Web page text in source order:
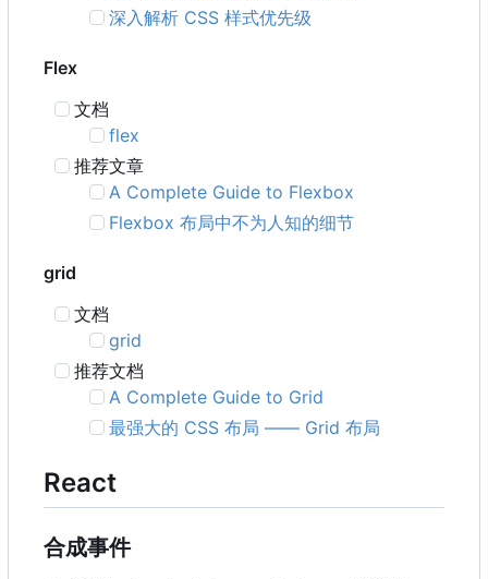
深入解析 CSS 样式优先级
Flex
文档
flex
推荐文章
A Complete Guide to Flexbox
Flexbox 布局中不为人知的细节
grid
文档
grid
推荐文档
A Complete Guide to Grid
最强大的 CSS 布局 —— Grid 布局
React
合成事件